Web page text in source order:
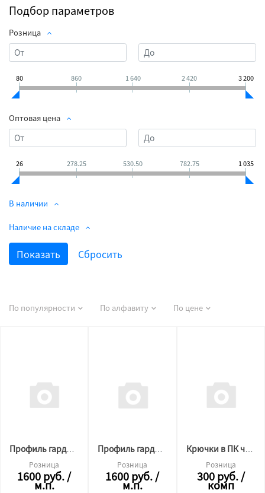
Подбор параметров
Розница
80 860 1 640 2 420 3 200
Оптовая цена
26 278.25 530.50 782.75 1 035
В наличии
Наличие на складе
По популярности По алфавиту По цене
Профиль гардина П-образный05 2х рядная 2,2 м.п. БЕЛЫЙ
Розница
1600руб./
м.п.
Профиль гардина П-образный05 2х рядная 2,2 м.п. ЧЁРНЫЙ
Розница
1600руб./
м.п.
Крючки в ПК черные 100шт
Розница
300руб./
комп